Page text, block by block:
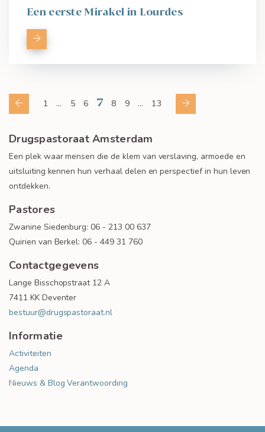
Een eerste Mirakel in Lourdes
1 … 5 6 7 8 9 … 13
Drugspastoraat Amsterdam
Een plek waar mensen die de klem van verslaving, armoede en
uitsluiting kennen hun verhaal delen en perspectief in hun leven
ontdekken.
Pastores
Zwanine Siedenburg: 06 - 213 00 637
Quirien van Berkel: 06 - 449 31 760
Contactgegevens
Lange Bisschopstraat 12 A
7411 KK Deventer
bestuur@drugspastoraat.nl
Informatie
Activiteiten
Agenda
Nieuws & Blog Verantwoording